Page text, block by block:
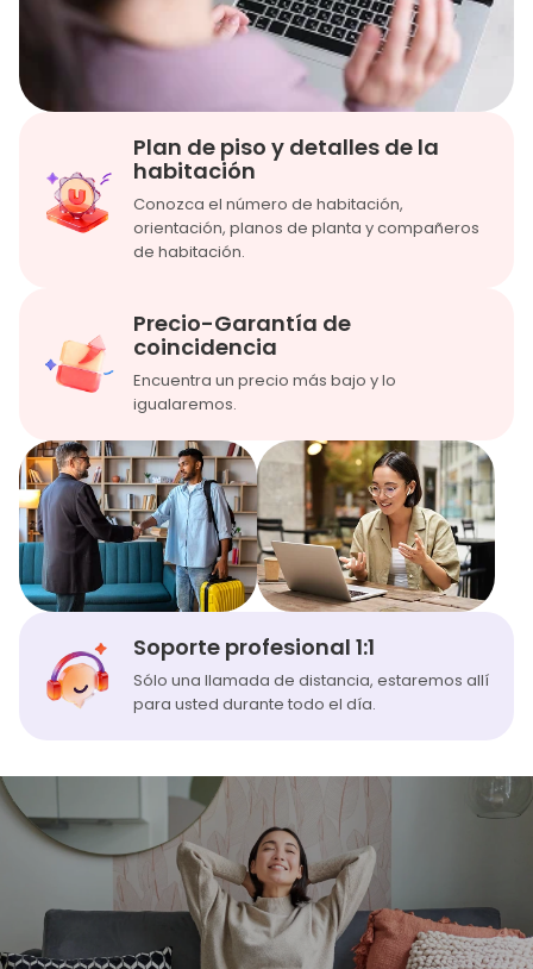
Plan de piso y detalles de la
habitación
Conozca el número de habitación,
orientación, planos de planta y compañeros
de habitación.
Precio-Garantía de
coincidencia
Encuentra un precio más bajo y lo
igualaremos.
Soporte profesional 1:1
Sólo una llamada de distancia, estaremos allí
para usted durante todo el día.